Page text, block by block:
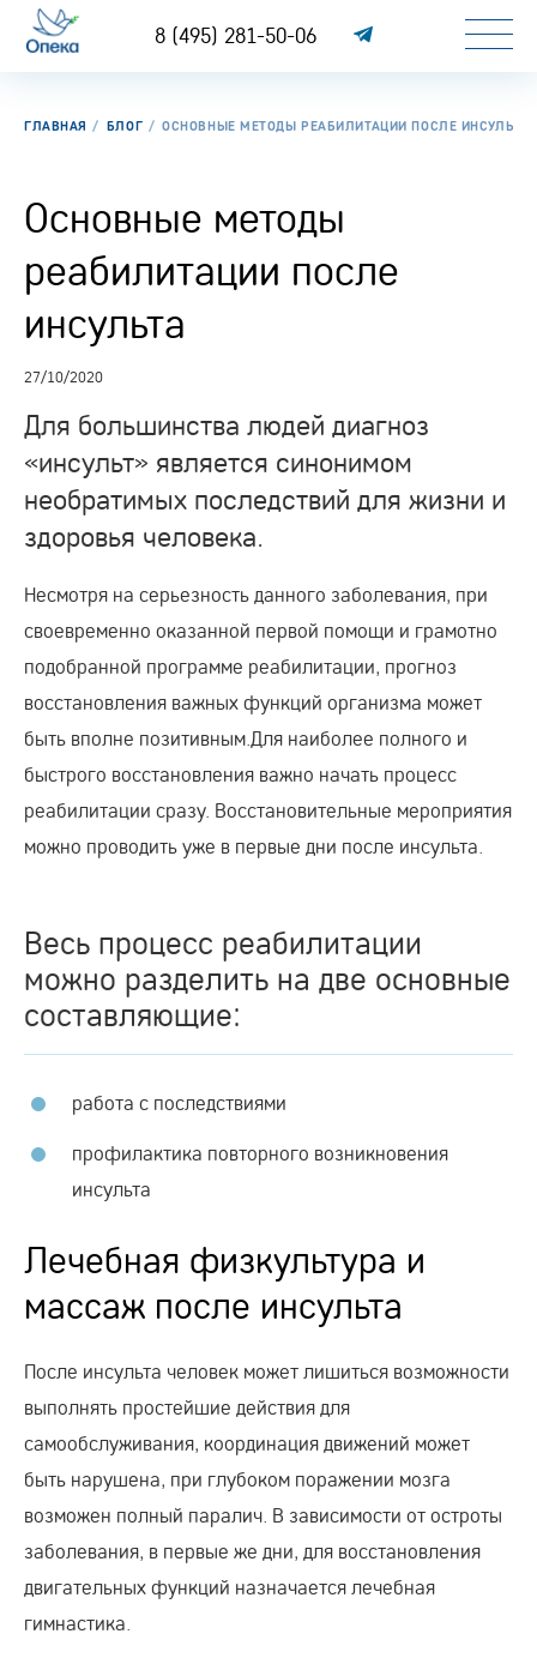
8 (495) 281-50-06
ГЛАВНАЯ БЛОГ ОСНОВНЫЕ МЕТОДЫ РЕАБИЛИТАЦИИ ПОСЛЕ ИНСУЛЬТА
Основные методы
реабилитации после
инсульта
27/10/2020
Для большинства людей диагноз
«инсульт» является синонимом
необратимых последствий для жизни и
здоровья человека.
Несмотря на серьезность данного заболевания, при
своевременно оказанной первой помощи и грамотно
подобранной программе реабилитации, прогноз
восстановления важных функций организма может
быть вполне позитивным.Для наиболее полного и
быстрого восстановления важно начать процесс
реабилитации сразу. Восстановительные мероприятия
можно проводить уже в первые дни после инсульта.
Весь процесс реабилитации
можно разделить на две основные
составляющие:
работа с последствиями
профилактика повторного возникновения
инсульта
Лечебная физкультура и
массаж после инсульта
После инсульта человек может лишиться возможности
выполнять простейшие действия для
самообслуживания, координация движений может
быть нарушена, при глубоком поражении мозга
возможен полный паралич. В зависимости от остроты
заболевания, в первые же дни, для восстановления
двигательных функций назначается лечебная
гимнастика.